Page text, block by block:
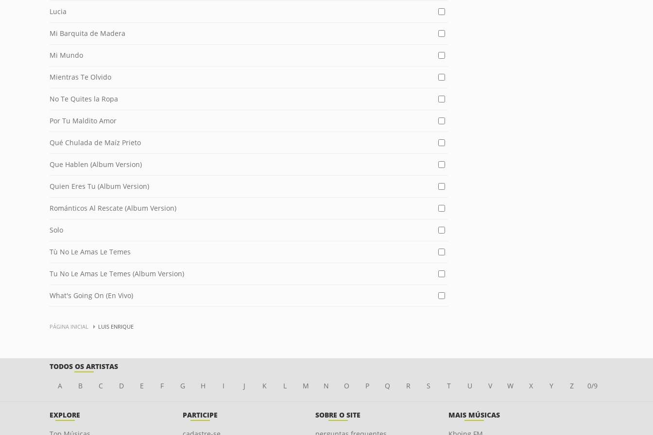
Lucia
Mi Barquita de Madera
Mi Mundo
Mientras Te Olvido
No Te Quites la Ropa
Por Tu Maldito Amor
Qué Chulada de Maíz Prieto
Que Hablen (Album Version)
Quien Eres Tu (Album Version)
Románticos Al Rescate (Album Version)
Solo
Tù No Le Amas Le Temes
Tu No Le Amas Le Temes (Album Version)
What's Going On (En Vivo)
PÁGINA INICIAL LUIS ENRIQUE
TODOS OS ARTISTAS
A B C D E F G H I J K L M N O P Q R S T U V W X Y Z 0/9
EXPLORE PARTICIPE SOBRE O SITE MAIS MÚSICAS